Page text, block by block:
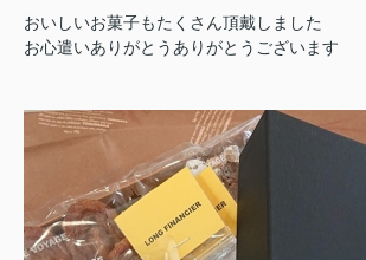
おいしいお菓子もたくさん頂戴しました
お心遣いありがとうありがとうございます